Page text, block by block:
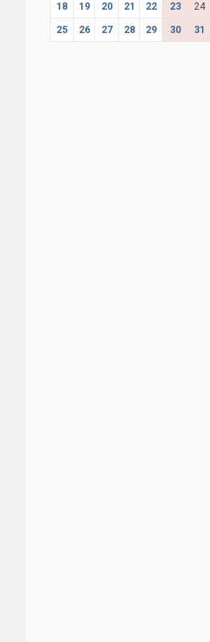
18 19 20 21 22 23 24
25 26 27 28 29 30 31